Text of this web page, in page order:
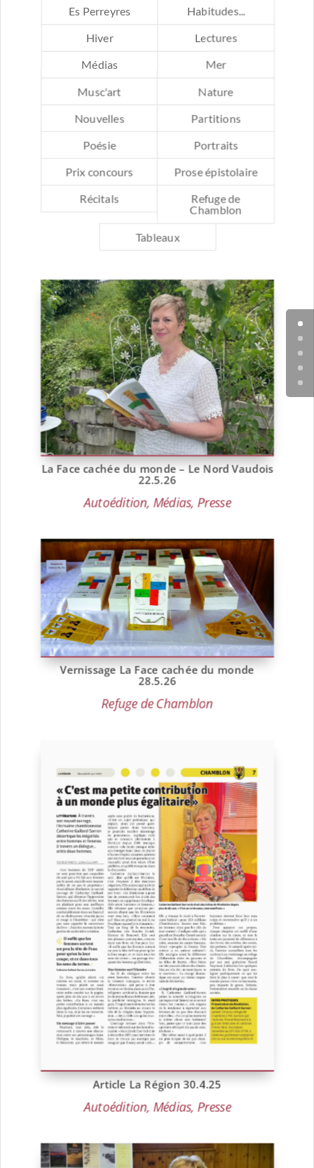
Es Perreyres
Habitudes...
Hiver
Lectures
Médias Mer
Musc'art
Nature
Nouvelles
Partitions
Poésie Portraits
Prix concours
Prose épistolaire
Récitals
Refuge de
Chamblon
Tableaux
La Face cachée du monde – Le Nord Vaudois
22.5.26
Autoédition, Médias, Presse
Vernissage La Face cachée du monde
28.5.26
Refuge de Chamblon
Article La Région 30.4.25
Autoédition, Médias, Presse